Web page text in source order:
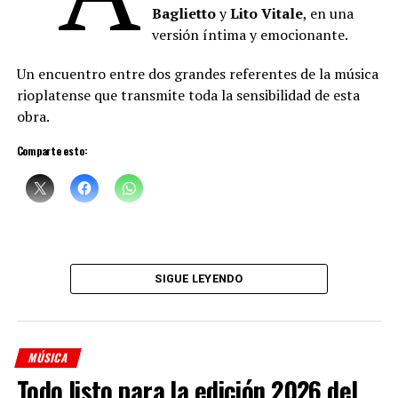
Denise Sciammarella(investigación y voz)
Geraldina Carnicina
Mariana Atamas
(violín)
BagliettoyLito Vitale, en una
versión íntima y emocionante.
Un encuentro entre dos grandes referentes de la música
rioplatense que transmite toda la sensibilidad de esta
obra.
Comparte esto:
SIGUE LEYENDO
MÚSICA
Todo listo para la edición 2026 del